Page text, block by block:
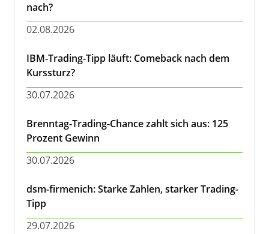
nach?
02.08.2026
IBM-Trading-Tipp läuft: Comeback nach dem
Kurssturz?
30.07.2026
Brenntag-Trading-Chance zahlt sich aus: 125
Prozent Gewinn
30.07.2026
dsm-firmenich: Starke Zahlen, starker Trading-
Tipp
29.07.2026